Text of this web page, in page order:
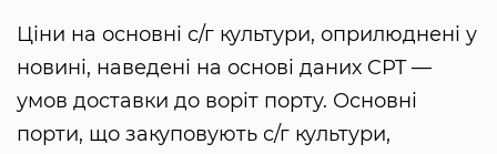
Ціни на основні с/г культури, оприлюднені у
новині, наведені на основі даних CPT —
умов доставки до воріт порту. Основні
порти, що закуповують с/г культури,